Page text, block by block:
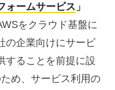
ォームサービス 」
をクラウド基盤に
の企業向けにサービ
することを前提に設
め、サービス利用の